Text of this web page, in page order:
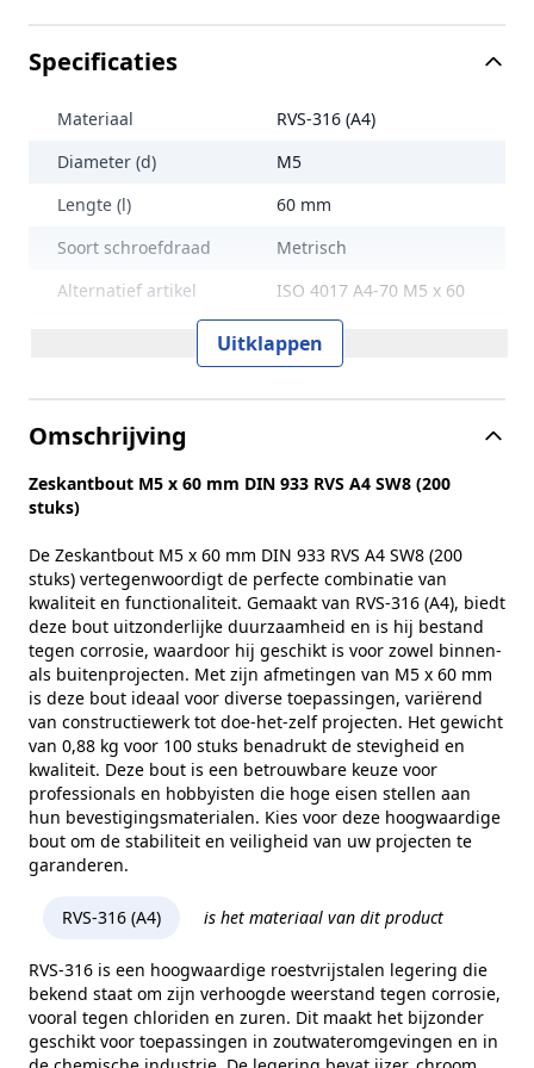
Specificaties
Materiaal
RVS-316 (A4)
Diameter (d)
M5
Lengte (l)
60 mm
Soort schroefdraad
Metrisch
Alternatief artikel
ISO 4017 A4-70 M5 x 60
Sterkteklasse
Kopvorm
Zeskantkop
Alternatieve norm
ISO 4017
Maat (e)
8,79 mm
Kophoogte (k)
3,5 mm
Gewicht per 100 stuks
0,88 kg
Aandrijving
Buitenzeskant
Draadtype
Metrisch
Inhoud verpakking
200
Uitklappen
Omschrijving
Zeskantbout M5 x 60 mm DIN 933 RVS A4 SW8 (200
stuks)
De Zeskantbout M5 x 60 mm DIN 933 RVS A4 SW8 (200
stuks) vertegenwoordigt de perfecte combinatie van
kwaliteit en functionaliteit. Gemaakt van RVS-316 (A4), biedt
deze bout uitzonderlijke duurzaamheid en is hij bestand
tegen corrosie, waardoor hij geschikt is voor zowel binnen-
als buitenprojecten. Met zijn afmetingen van M5 x 60 mm
is deze bout ideaal voor diverse toepassingen, variërend
van constructiewerk tot doe-het-zelf projecten. Het gewicht
van 0,88 kg voor 100 stuks benadrukt de stevigheid en
kwaliteit. Deze bout is een betrouwbare keuze voor
professionals en hobbyisten die hoge eisen stellen aan
hun bevestigingsmaterialen. Kies voor deze hoogwaardige
bout om de stabiliteit en veiligheid van uw projecten te
garanderen.
RVS-316 (A4) is het materiaal van dit product
RVS-316 is een hoogwaardige roestvrijstalen legering die
bekend staat om zijn verhoogde weerstand tegen corrosie,
vooral tegen chloriden en zuren. Dit maakt het bijzonder
geschikt voor toepassingen in zoutwateromgevingen en in